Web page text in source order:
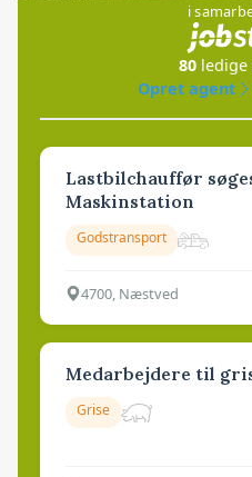
i
80
Opret agent
Lastbilchauffør
Maskinstation
Godstransport
4700, Næstved
Medarbejdere til
Grise